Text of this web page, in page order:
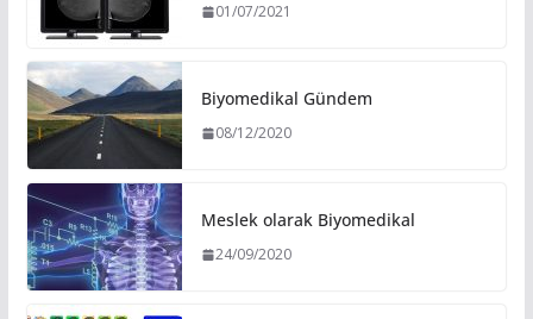
01/07/2021
Biyomedikal Gündem
08/12/2020
Meslek olarak Biyomedikal
24/09/2020